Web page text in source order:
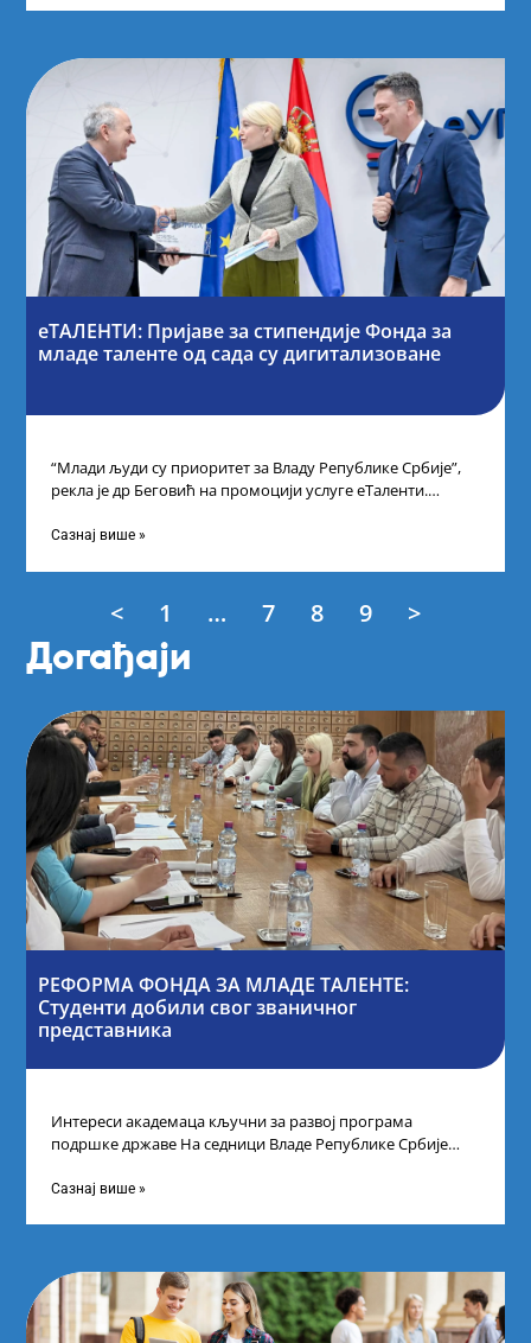
еТАЛЕНТИ: Пријаве за стипендије Фонда за
младе таленте од сада су дигитализоване
“Млади људи су приоритет за Владу Републике Србије”,
рекла је др Беговић на промоцији услуге еТаленти.
Сазнај више »
< 1 … 7 8 9 >
Догађаји
РЕФОРМА ФОНДА ЗА МЛАДЕ ТАЛЕНТЕ:
Студенти добили свог званичног
представника
Интереси академаца кључни за развој програма
подршке државе На седници Владе Републике Србије
Сазнај више »